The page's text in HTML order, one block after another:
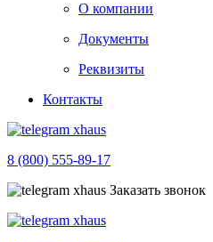
О компании
Документы
Реквизиты
Контакты
8 (800) 555-89-17
Заказать звонок